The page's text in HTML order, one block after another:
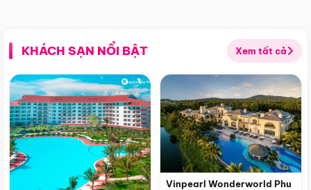
KHÁCH SẠN NỔI BẬT Xem tất cả
Vinpearl Wonderworld Phu